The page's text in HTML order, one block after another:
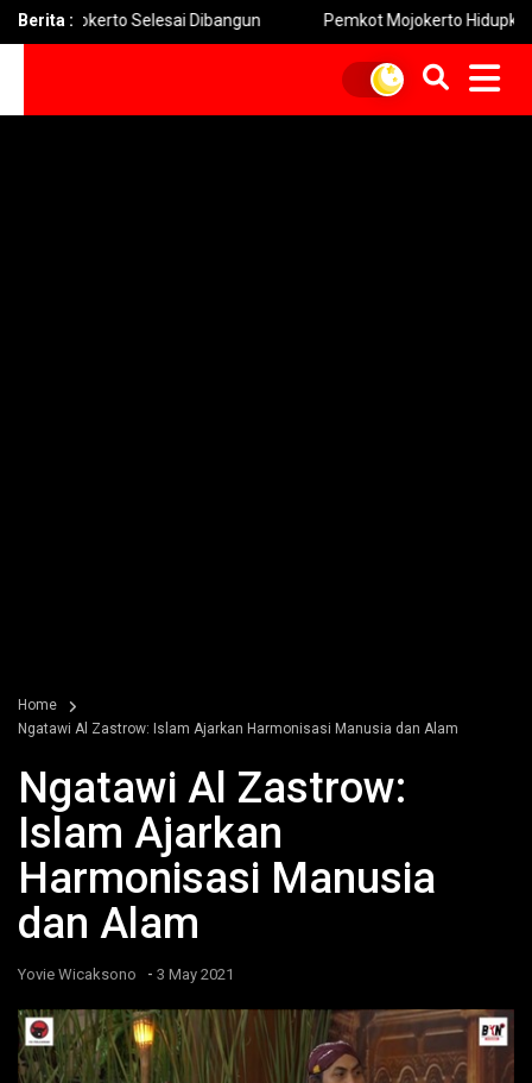
Berita :Selesai Dibangun Pemkot Mojokerto Hidupkan
Home
Ngatawi Al Zastrow: Islam Ajarkan Harmonisasi Manusia dan Alam
Ngatawi Al Zastrow:
Islam Ajarkan
Harmonisasi Manusia
dan Alam
Yovie Wicaksono - 3 May 2021